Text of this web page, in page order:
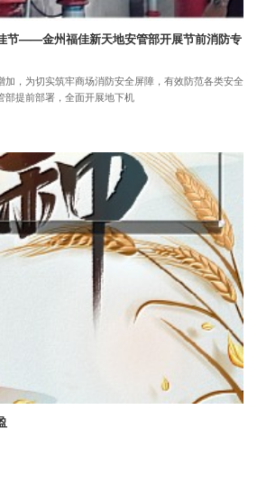
节——金州福佳新天地安管部开展节前消防专
，为切实筑牢商场消防安全屏障，有效防范各类安全
部提前部署，全面开展地下机